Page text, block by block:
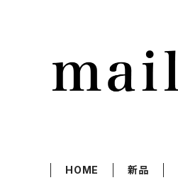
HOME 新品